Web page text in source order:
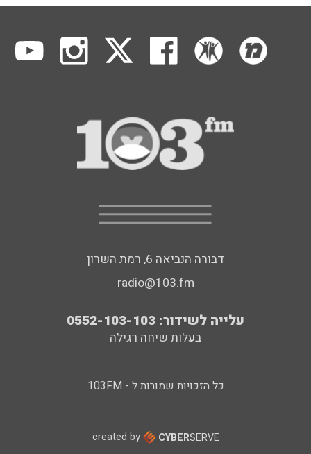
דבורה הנביאה 6, רמת השרון
radio@103.fm
עלייה לשידור: 0552-103-103
בעלות שיחה רגילה
כל הזכויות שמורות ל - 103FM
created by CYBERSERVE